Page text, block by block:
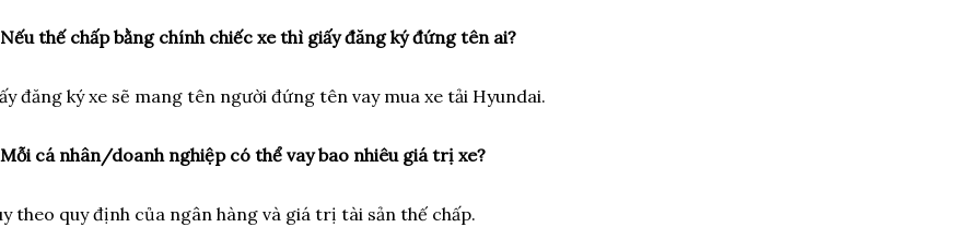
thế chấp bằng chính chiếc xe thì giấy đăng ký đứng tên ai?
đăng ký xe sẽ mang tên người đứng tên vay mua xe tải Hyundai.
cá nhân/doanh nghiệp có thể vay bao nhiêu giá trị xe?
theo quy định của ngân hàng và giá trị tài sản thế chấp.